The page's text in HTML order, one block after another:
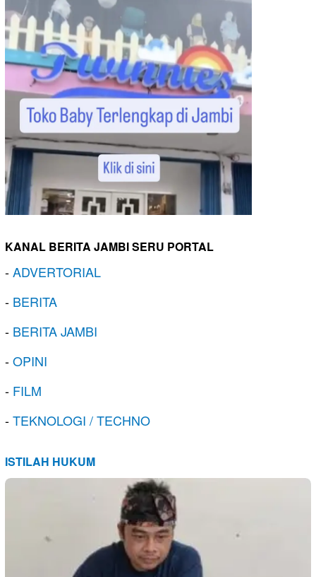
KANAL BERITA JAMBI SERU PORTAL
-ADVERTORIAL
- BERITA
- BERITA JAMBI
-OPINI
- FILM
-TEKNOLOGI / TECHNO
ISTILAH HUKUM